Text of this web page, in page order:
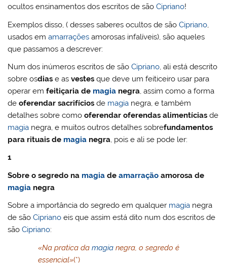
ocultos ensinamentos dos escritos de sãoCipriano!
Exemplos disso, ( desses saberes ocultos de sãoCipriano
usados emamarrações amorosas infalíveis), são aqueles
que passamos a descrever:
Num dos inúmeros escritos de sãoCipriano, ali está descrito
sobre osdias e asvestes que deve um feiticeiro usar para
operar emfeitiçaria de magia negra, assim como a forma
deoferendar sacrifícios de magia negra, e também
detalhes sobre comooferendar oferendas alimentícias de
magia negra, e muitos outros detalhes sobrefundamentos
para rituais de magia negra, pois e ali se pode ler:
1
Sobre o segredo na magia deamarração amorosa de
magia negra
Sobre a importância do segredo em qualquer magia negra
de sãoCipriano eis que assim está dito num dos escritos de
sãoCipriano:
«Na pratica damagia negra, o segredo é
essencial»(*)